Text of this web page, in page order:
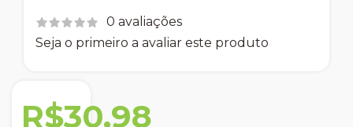
0 avaliações
Seja o primeiro a avaliar este produto
R$30,98